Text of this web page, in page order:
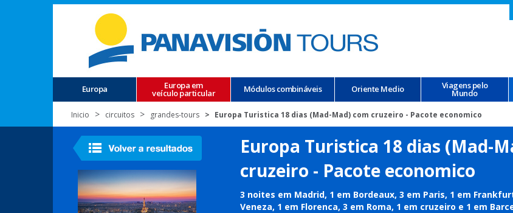
Europa Europa em
veículo particular Módulos combináveis Oriente Medio Viagens pelo
Mundo
Inicio circuitos grandes-tours Europa Turistica 18 dias (Mad-Mad) com cruzeiro - Pacote economico
Europa Turistica 18 dias (Mad-
cruzeiro - Pacote economico
3 noites em Madrid, 1 em Bordeaux, 3 em Paris, 1 em
Veneza, 1 em Florenca, 3 em Roma, 1 em cruzeiro e 1 em